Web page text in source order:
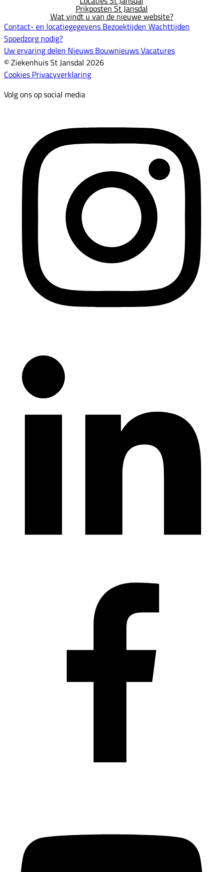
Prikposten St Jansdal
Wat vindt u van de nieuwe website?
Contact- en locatiegegevens Bezoektijden Wachttijden
Spoedzorg nodig?
Uw ervaring delen Nieuws BouwnieuwsVacatures
© Ziekenhuis St Jansdal 2026
Cookies Privacyverklaring
Volg ons op social media